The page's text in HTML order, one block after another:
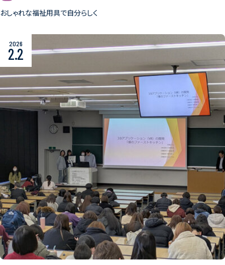
おしゃれな福祉用具で自分らしく
2026
2.2